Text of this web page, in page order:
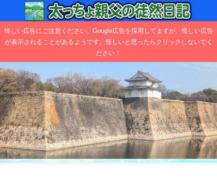
怪しい広告にご注意ください。Google広告を採用してますが、怪しい広告
が表示されることがあるようです。怪しいと思ったらクリックしないでく
ださい！